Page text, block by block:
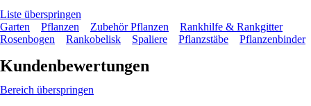
Liste überspringen
Garten
Pflanzen Zubehör Pflanzen
Rankhilfe & Rankgitter
Rosenbogen
Rankobelisk Spaliere Pflanzstäbe Pflanzenbinder
Kundenbewertungen
Bereich überspringen